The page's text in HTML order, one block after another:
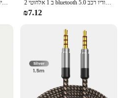
2 ב 1 אלחוטי bluetooth 5.0 מקלט מתאם 3.5 מ "מ ג ג 'ק אודיו רכב a2dp handsfree
₪7.12